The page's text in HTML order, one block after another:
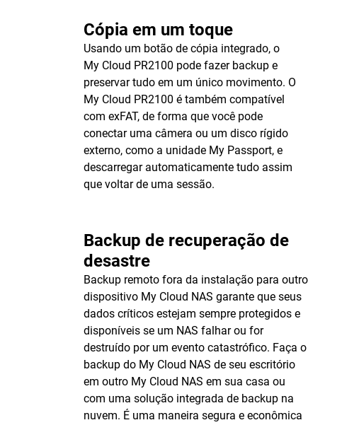
Cópia em um toque
Usando um botão de cópia integrado, o
My Cloud PR2100 pode fazer backup e
preservar tudo em um único movimento. O
My Cloud PR2100 é também compatível
com exFAT, de forma que você pode
conectar uma câmera ou um disco rígido
externo, como a unidade My Passport, e
descarregar automaticamente tudo assim
que voltar de uma sessão.
Backup de recuperação de
desastre
Backup remoto fora da instalação para outro
dispositivo My Cloud NAS garante que seus
dados críticos estejam sempre protegidos e
disponíveis se um NAS falhar ou for
destruído por um evento catastrófico. Faça o
backup do My Cloud NAS de seu escritório
em outro My Cloud NAS em sua casa ou
com uma solução integrada de backup na
nuvem. É uma maneira segura e econômica